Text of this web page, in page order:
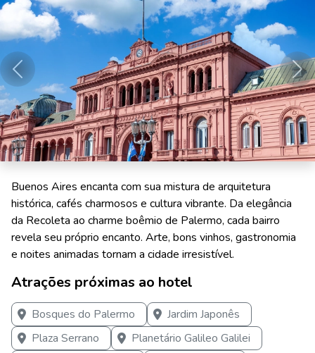
Anterior
Buenos Aires encanta com sua mistura de arquitetura
histórica, cafés charmosos e cultura vibrante. Da elegância
da Recoleta ao charme boêmio de Palermo, cada bairro
revela seu próprio encanto. Arte, bons vinhos, gastronomia
e noites animadas tornam a cidade irresistível.
Atrações próximas ao hotel
Bosques do Palermo
Jardim Japonês
Plaza Serrano
Planetário Galileo Galilei